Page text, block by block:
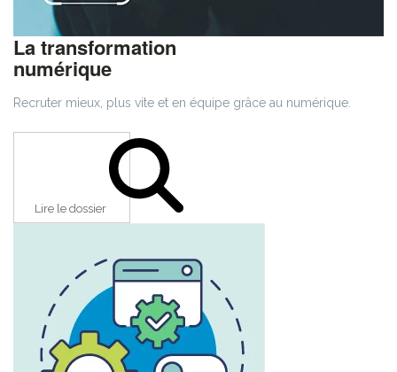
La transformation
numérique
Recruter mieux, plus vite et en équipe grâce au numérique.
Lire le dossier